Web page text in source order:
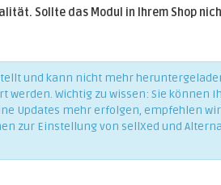
Sollte das Modul in Ihrem Shop
und kann nicht mehr
werden. Wichtig zu wissen: Sie können
Updates mehr erfolgen, empfehlen
zur Einstellung von sellXed und